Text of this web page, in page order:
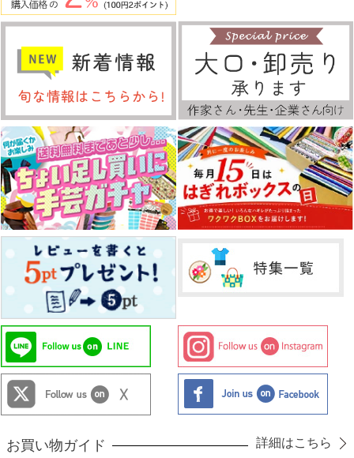
お買い物ガイド 詳細はこちら